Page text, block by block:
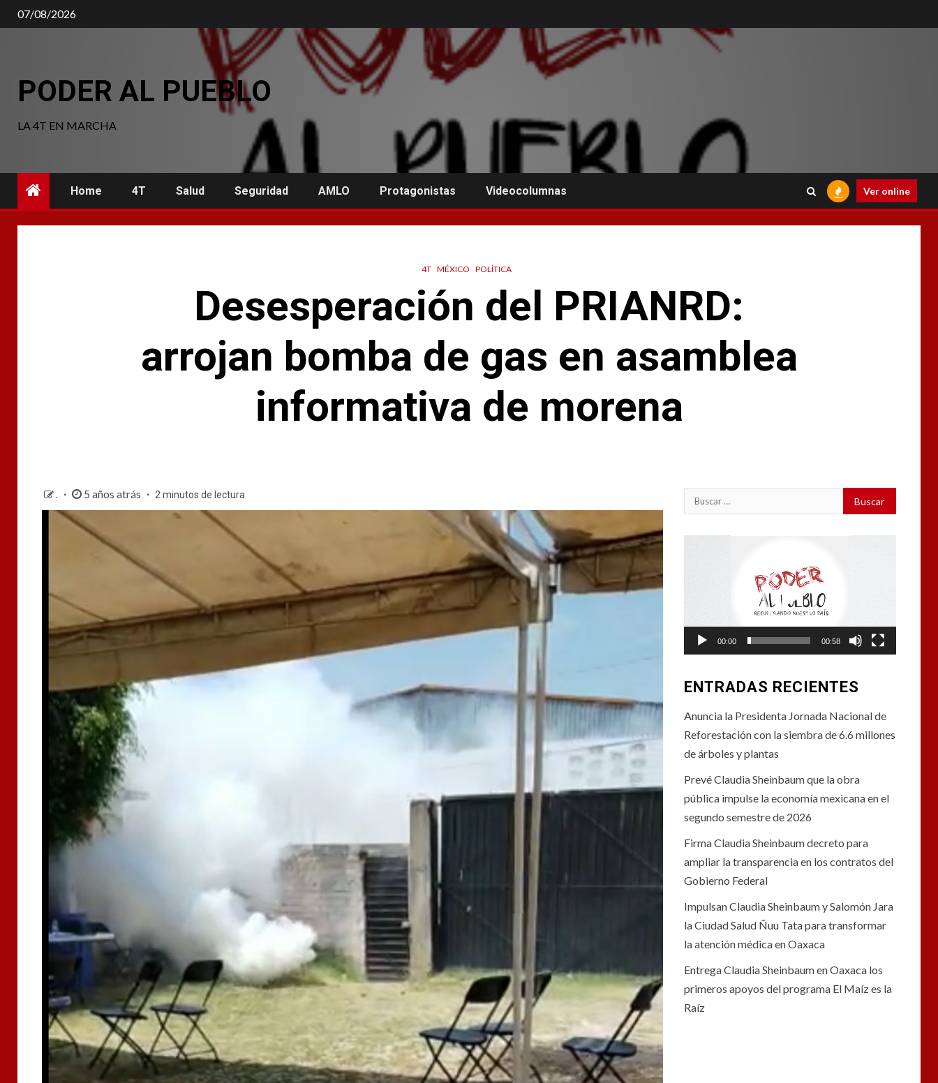
Saltar
al
07/08/2026
PODER AL PUEBLO
LA 4T EN MARCHA
Home 4T Salud Seguridad AMLO Protagonistas Videocolumnas Ver online
4T MÉXICO POLÍTICA
Desesperación del PRIANRD:
arrojan bomba de gas en asamblea
informativa de morena
. 5 años atrás 2 minutos de lectura Buscar:
00:00 00:58
ENTRADAS RECIENTES
Anuncia la Presidenta Jornada Nacional de
Reforestación con la siembra de 6.6 millones
de árboles y plantas
Prevé Claudia Sheinbaum que la obra
pública impulse la economía mexicana en el
segundo semestre de 2026
Firma Claudia Sheinbaum decreto para
ampliar la transparencia en los contratos del
Gobierno Federal
Impulsan Claudia Sheinbaum y Salomón Jara
la Ciudad Salud Ñuu Tata para transformar
la atención médica en Oaxaca
Entrega Claudia Sheinbaum en Oaxaca los
primeros apoyos del programa El Maíz es la
Raíz